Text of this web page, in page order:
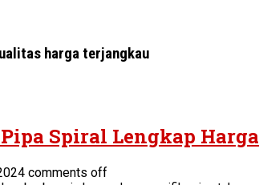
harga terjangkau
Spiral Lengkap
comments off